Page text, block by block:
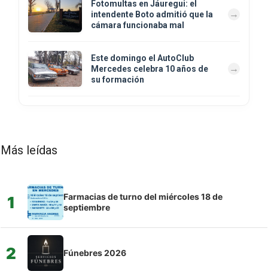
Fotomultas en Jáuregui: el
intendente Boto admitió que la
cámara funcionaba mal
Este domingo el AutoClub
Mercedes celebra 10 años de
su formación
Más leídas
1
Farmacias de turno del miércoles 18 de
septiembre
2 Fúnebres 2026